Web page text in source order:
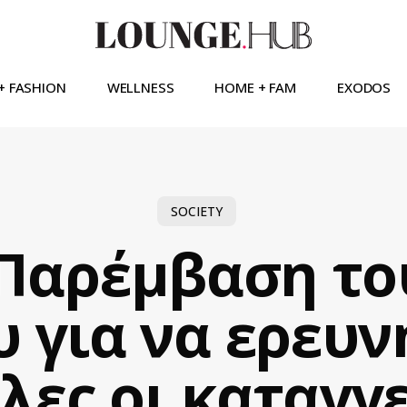
FASHION WELLNESS HOME + FAM EXODOS
SOCIETY
για να